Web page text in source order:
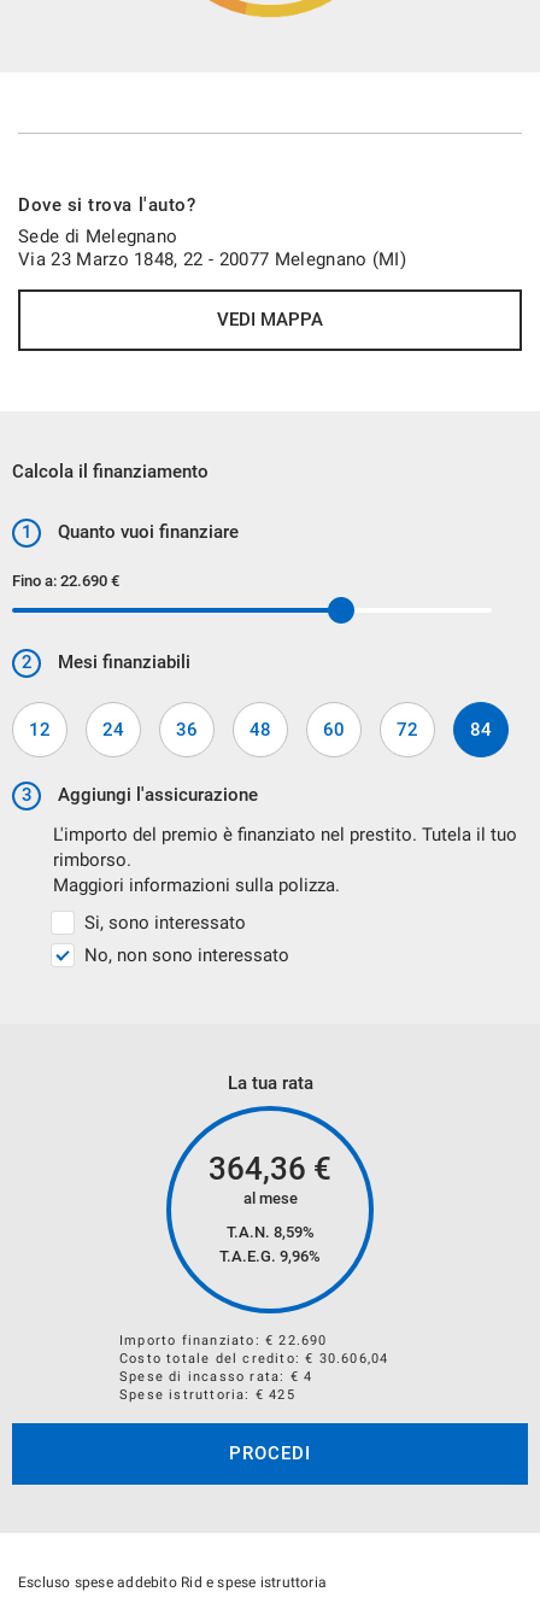
FINANZIA LA TUA AUTO
POTRAI SCEGLIERE FRA NUMEROSE TIPOLOGIE DI
FINANZIAMENTO E CON LA POSSIBILITA' DI AGGIUNGERE
SOLUZIONE PIU' ADATTA ALLE TUE ESIGENZE.
PERMUTA USATO
ACCETTIAMO IL VOSTRO VEICOLO IN PERMUTA.
INDICARE I SEGUENTI DATI:
ALIMENTAZIONE( BENZINA ,DIESEL, METANO, GPL,
ELETTRICO, HYBRID)
CHILOMETRI PERCORSI
ANNO IMMATRICOLAZIONE
SEGNALARE SE PRESENTI DANNI MECCANICI E/O
CARROZZERIA
NOTE LEGALI
Dove si trova l'auto?
Sede di Melegnano
Via 23 Marzo 1848, 22 - 20077 Melegnano (MI)
VEDI MAPPA
Calcola il finanziamento
1 Quanto vuoi finanziare
Fino a: 22.690 €
2 Mesi finanziabili
12 24 36 48 60 72 84
3
Aggiungi l'assicurazione
L'importo del premio è finanziato nel prestito. Tutela il tuo
rimborso.
Maggiori informazioni sulla polizza.
Si, sono interessato
No, non sono interessato
La tua rata
364,36 €
al mese
T.A.N. 8,59%
T.A.E.G. 9,96%
Importo finanziato: €22.690
Costo totale del credito: € 30.606,04
Spese di incasso rata: € 4
Spese istruttoria: € 425
PROCEDI
Escluso spese addebito Rid e spese istruttoria